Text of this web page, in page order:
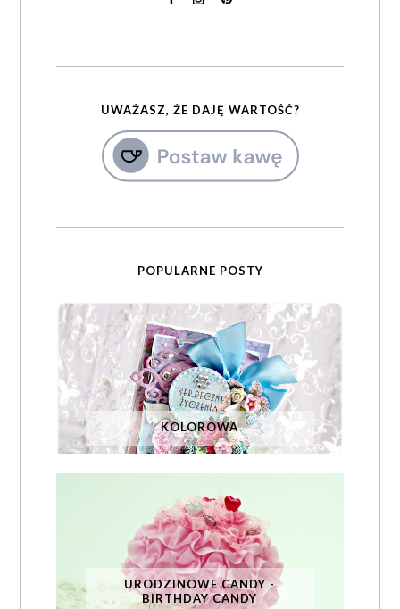
UWAŻASZ, ŻE DAJĘ WARTOŚĆ?
POPULARNE POSTY
KOLOROWA
URODZINOWE CANDY -
BIRTHDAY CANDY